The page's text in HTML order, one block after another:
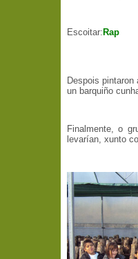
Escoitar:Rap
Despois
un barquiño
Finalmente, o
levarían, xunto